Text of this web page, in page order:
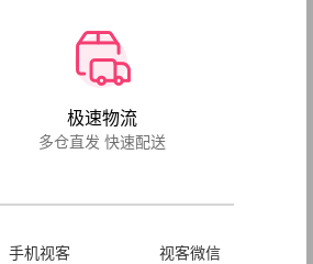
极速物流
多仓直发 快速配送
手机视客 视客微信